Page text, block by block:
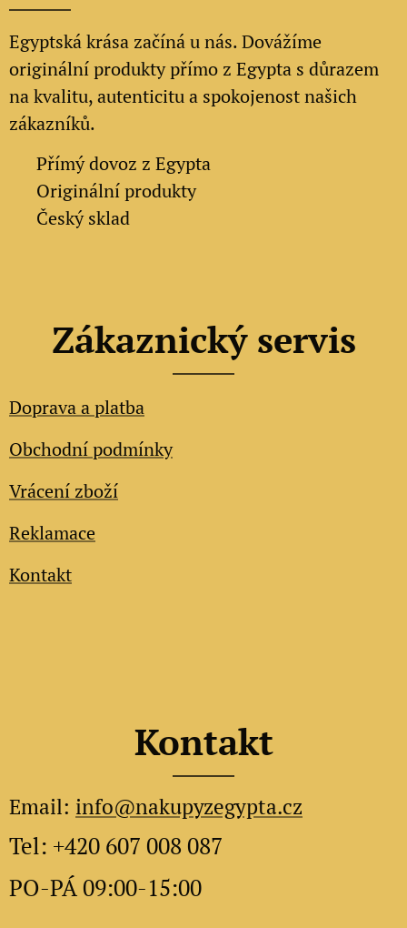
Egyptská krása začíná u nás. Dovážíme
originální produkty přímo z Egypta s důrazem
na kvalitu, autenticitu a spokojenost našich
zákazníků.
Přímý dovoz z Egypta
Originální produkty
✔ Český sklad
Zákaznický servis
Doprava a platba
Obchodní podmínky
Vrácení zboží
Reklamace
Kontakt
Kontakt
Email: info@nakupyzegypta.cz
Tel: +420 607 008 087
PO-PÁ 09:00-15:00